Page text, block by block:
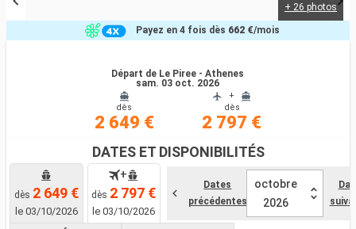
+ 26 photos
Départ de Le Piree - Athenes
sam. 03 oct. 2026
dès
2 649 €
+
dès
2 797 €
Payez en 4 fois dès 662 €/mois
DATES ET DISPONIBILITÉS
dès 2 649 €
le 03/10/2026
+
dès 2 797 €
le 03/10/2026
Dates
précédentes
octobre
2026
Compagnies
Rechercher